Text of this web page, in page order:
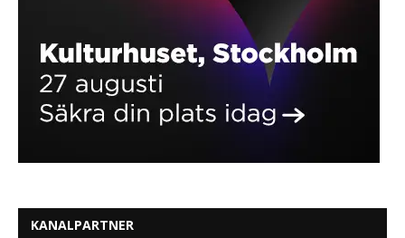
KANALPARTNER